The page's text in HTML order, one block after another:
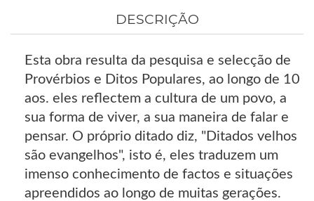
DESCRIÇÃO
Esta obra resulta da pesquisa e selecção de
Provérbios e Ditos Populares, ao longo de 10
aos. eles reflectem a cultura de um povo, a
sua forma de viver, a sua maneira de falar e
pensar. O próprio ditado diz, "Ditados velhos
são evangelhos", isto é, eles traduzem um
imenso conhecimento de factos e situações
apreendidos ao longo de muitas gerações.